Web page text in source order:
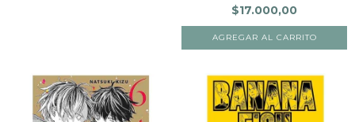
$17.000,00